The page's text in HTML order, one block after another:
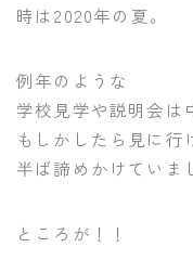
時は2020年の夏。
例年のような
学校見学や説明会は
もしかしたら見に
半ば諦めかけていま
ところが！！